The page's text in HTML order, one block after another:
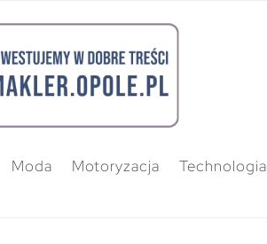
Moda Motoryzacja Technologia